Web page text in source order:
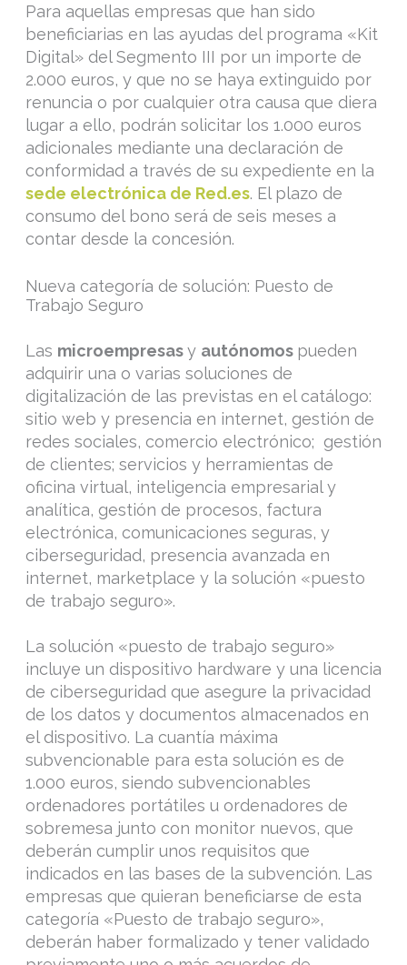
Para aquellas empresas que han sido
beneficiarias en las ayudas del programa «Kit
Digital» del Segmento III por un importe de
2.000 euros, y que no se haya extinguido por
renuncia o por cualquier otra causa que diera
lugar a ello, podrán solicitar los 1.000 euros
adicionales mediante una declaración de
conformidad a través de su expediente en la
sede electrónica de Red.es. El plazo de
consumo del bono será de seis meses a
contar desde la concesión.
Nueva categoría de solución: Puesto de
Trabajo Seguro
Las microempresasy autónomos pueden
adquirir una o varias soluciones de
digitalización de las previstas en el catálogo:
sitio web y presencia en internet, gestión de
redes sociales, comercio electrónico; gestión
de clientes; servicios y herramientas de
oficina virtual, inteligencia empresarial y
analítica, gestión de procesos, factura
electrónica, comunicaciones seguras, y
ciberseguridad, presencia avanzada en
internet, marketplace y la solución «puesto
de trabajo seguro».
La solución «puesto de trabajo seguro»
incluye un dispositivo hardware y una licencia
de ciberseguridad que asegure la privacidad
de los datos y documentos almacenados en
el dispositivo. La cuantía máxima
subvencionable para esta solución es de
1.000 euros, siendo subvencionables
ordenadores portátiles u ordenadores de
sobremesa junto con monitor nuevos, que
deberán cumplir unos requisitos que
indicados en las bases de la subvención. Las
empresas que quieran beneficiarse de esta
categoría «Puesto de trabajo seguro»,
deberán haber formalizado y tener validado